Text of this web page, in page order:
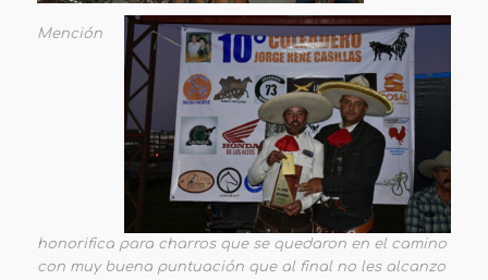
Mención
honorifica para charros que se quedaron en el camino
con muy buena puntuación que al final no les alcanzo